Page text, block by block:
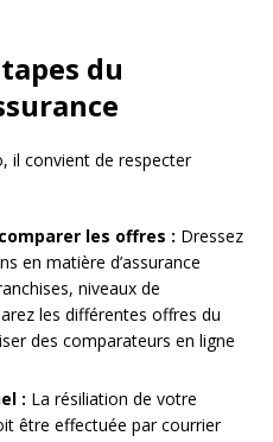
du
il convient de respecter
les offres : Dressez
en matière d’assurance
niveaux de
les différentes offres du
des comparateurs en ligne
: La résiliation de votre
être effectuée par courrier